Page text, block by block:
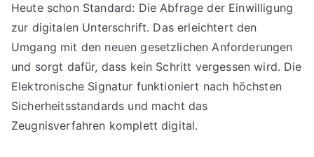
Heute schon Standard: Die Abfrage der Einwilligung
zur digitalen Unterschrift. Das erleichtert den
Umgang mit den neuen gesetzlichen Anforderungen
und sorgt dafür, dass kein Schritt vergessen wird. Die
Elektronische Signatur funktioniert nach höchsten
Sicherheitsstandards und macht das
Zeugnisverfahren komplett digital.